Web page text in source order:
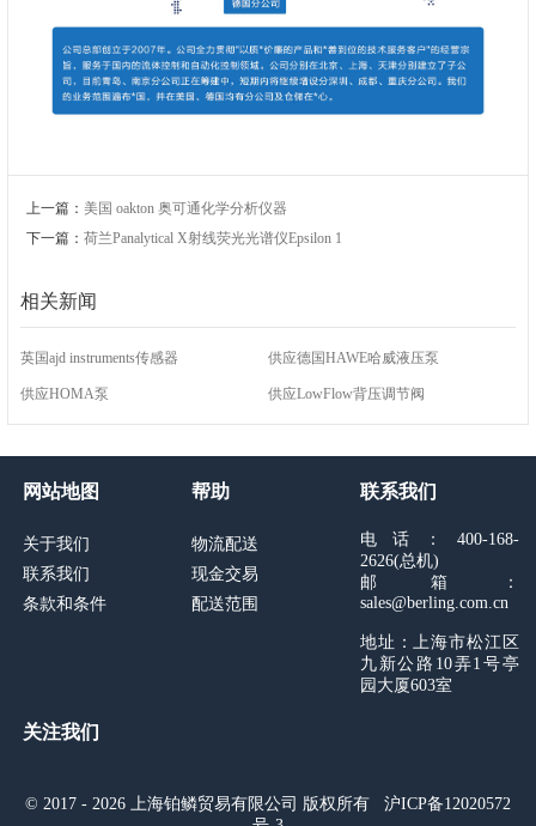
上一篇： 美国 oakton 奥可通化学分析仪器
下一篇： 荷兰Panalytical X射线荧光光谱仪Epsilon 1
相关新闻
英国ajd instruments传感器 供应德国HAWE哈威液压泵
供应HOMA泵 供应LowFlow背压调节阀
网站地图
关于我们
联系我们
条款和条件
帮助
物流配送
现金交易
配送范围
联系我们
电话：400-168-
2626(总机)
邮箱：
sales@berling.com.cn
地址：上海市松江区
九新公路10弄1号亭
园大厦603室
关注我们
© 2017 - 2026 上海铂鳞贸易有限公司 版权所有 沪ICP备12020572